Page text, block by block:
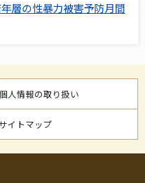
層の性暴力被害予防月間
人情報の取り扱い
イトマップ